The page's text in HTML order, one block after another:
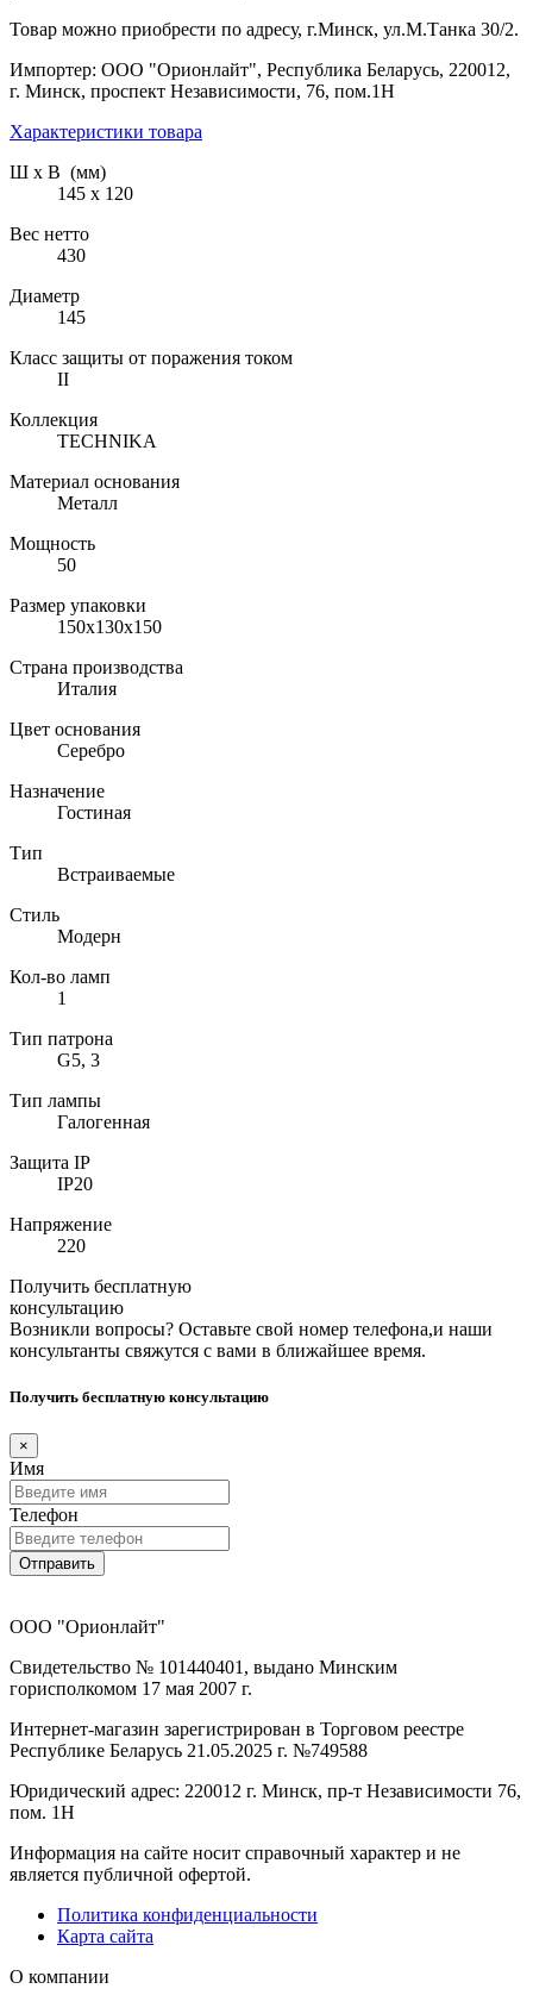
Товар можно приобрести по адресу, г.Минск, ул.М.Танка 30/2.
Импортер: ООО "Орионлайт", Республика Беларусь, 220012,
г. Минск, проспект Независимости, 76, пом.1Н
Характеристики товара
Ш х В (мм)
145 х 120
Вес нетто
430
Диаметр
145
Класс защиты от поражения током
II
Коллекция
TECHNIKA
Материал основания
Металл
Мощность
50
Размер упаковки
150х130х150
Страна производства
Италия
Цвет основания
Серебро
Назначение
Гостиная
Тип
Встраиваемые
Стиль
Модерн
Кол-во ламп
1
Тип патрона
G5, 3
Тип лампы
Галогенная
Защита IP
IP20
Напряжение
220
Получить бесплатную
консультацию
Возникли вопросы? Оставьте свой номер телефона,и наши
консультанты свяжутся с вами в ближайшее время.
Получить бесплатную консультацию
×
Имя
Телефон
Отправить
ООО "Орионлайт"
Свидетельство № 101440401, выдано Минским
горисполкомом 17 мая 2007 г.
Интернет-магазин зарегистрирован в Торговом реестре
Республике Беларусь 21.05.2025 г. №749588
Юридический адрес: 220012 г. Минск, пр-т Независимости 76,
пом. 1Н
Информация на сайте носит справочный характер и не
является публичной офертой.
Политика конфиденциальности
Карта сайта
О компании